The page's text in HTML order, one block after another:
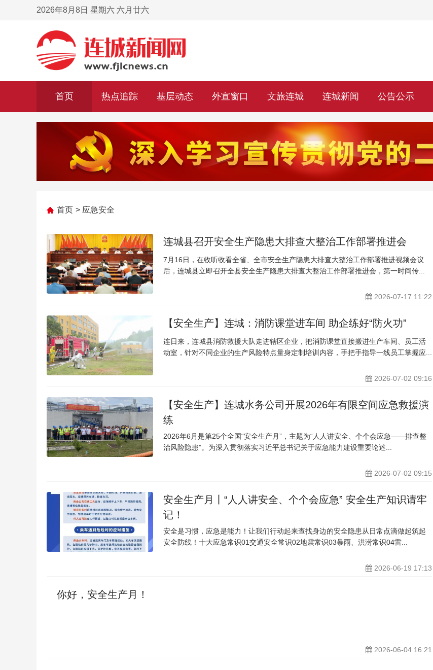
2026年8月8日 星期六 六月廿六
首页 热点追踪 基层动态 外宣窗口 文旅连城 连城新闻 公告公示
首页 > 应急安全
连城县召开安全生产隐患大排查大整治工作部署推进会
7月16日，在收听收看全省、全市安全生产隐患大排查大整治工作部署推进视频会议
后，连城县立即召开全县安全生产隐患大排查大整治工作部署推进会，第一时间传...
2026-07-17 11:22
【安全生产】连城：消防课堂进车间 助企练好“防火功”
连日来，连城县消防救援大队走进辖区企业，把消防课堂直接搬进生产车间、员工活
动室，针对不同企业的生产风险特点量身定制培训内容，手把手指导一线员工掌握应...
2026-07-02 09:16
【安全生产】连城水务公司开展2026年有限空间应急救援演
练
2026年6月是第25个全国“安全生产月”，主题为“人人讲安全、个个会应急——排查整
治风险隐患”。为深入贯彻落实习近平总书记关于应急能力建设重要论述...
2026-07-02 09:15
安全生产月丨“人人讲安全、个个会应急” 安全生产知识请牢
记！
安全是习惯，应急是能力！让我们行动起来查找身边的安全隐患从日常点滴做起筑起
安全防线！十大应急常识01交通安全常识02地震常识03暴雨、洪涝常识04雷...
2026-06-19 17:13
你好，安全生产月！
2026-06-04 16:21